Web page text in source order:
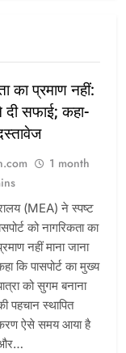
का प्रमाण नहीं:
दी सफाई; कहा-
1 month
(MEA) ने स्पष्ट
को नागरिकता का
नहीं माना जाना
कि पासपोर्ट का मुख्य
को सुगम बनाना
पहचान स्थापित
ऐसे समय आया है
और…